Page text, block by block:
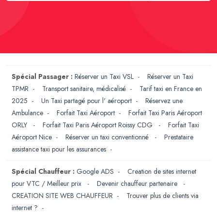
Spécial Passager : Réserver un Taxi VSL - Réserver un Taxi
TPMR - Transport sanitaire, médicalisé - Tarif taxi en France en
2025 - Un Taxi partagé pour l' aéroport - Réservez une
Ambulance - Forfait Taxi Aéroport - Forfait Taxi Paris Aéroport
ORLY
- Forfait Taxi Paris Aéroport Roissy CDG - Forfait Taxi
Aéroport Nice - Réserver un taxi conventionné - Prestataire
assistance taxi pour les assurances -
Spécial Chauffeur : Google ADS - Creation de sites internet
pour VTC / Meilleur prix
- Devenir chauffeur partenaire
-
CREATION SITE WEB CHAUFFEUR - Trouver plus de clients via
internet ? -